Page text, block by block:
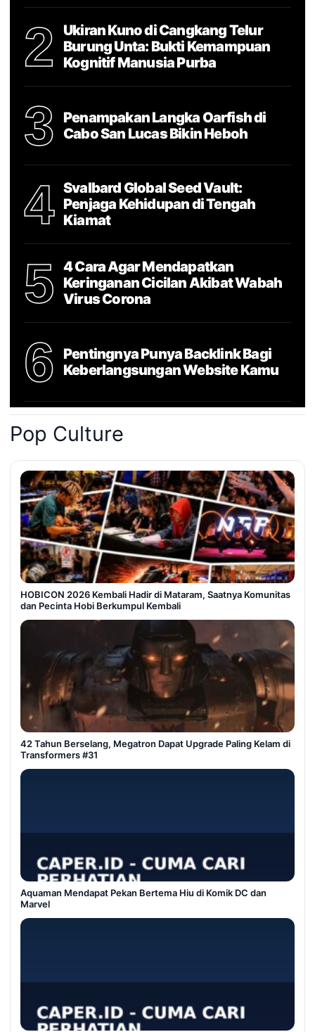
2
Ukiran Kuno di Cangkang Telur
Burung Unta: Bukti Kemampuan
Kognitif Manusia Purba
3
Penampakan Langka Oarfish di
Cabo San Lucas Bikin Heboh
4
Svalbard Global Seed Vault:
Penjaga Kehidupan di Tengah
Kiamat
5
4 Cara Agar Mendapatkan
Keringanan Cicilan Akibat Wabah
Virus Corona
6
Pentingnya Punya Backlink Bagi
Keberlangsungan Website Kamu
Pop Culture
HOBICON 2026 Kembali Hadir di Mataram, Saatnya Komunitas
dan Pecinta Hobi Berkumpul Kembali
42 Tahun Berselang, Megatron Dapat Upgrade Paling Kelam di
Transformers #31
Aquaman Mendapat Pekan Bertema Hiu di Komik DC dan
Marvel